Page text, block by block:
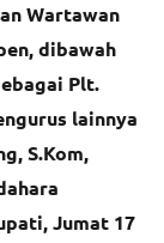
Wartawan
dibawah
Plt.
lainnya
S.Kom,
Jumat 17